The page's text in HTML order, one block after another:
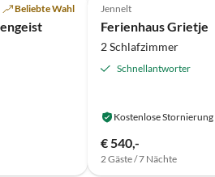
Beliebte Wahl Jennelt
Ferienhaus Grietje
2 Schlafzimmer
Schnellantworter
Kostenlose Stornierung
€ 540,-
2 Gäste / 7 Nächte